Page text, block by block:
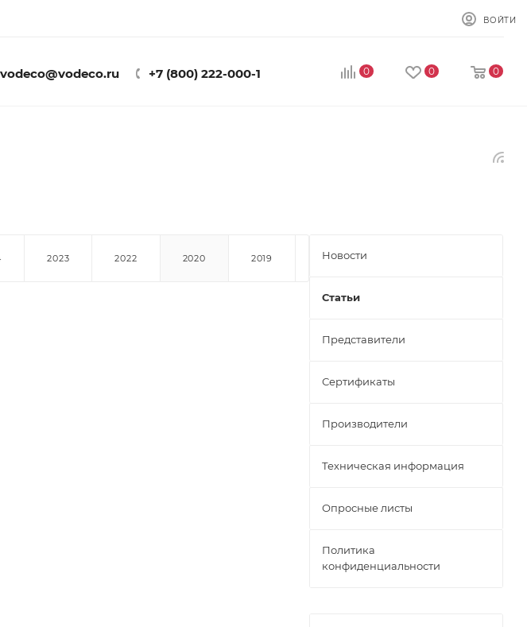
ВОЙТИ
vodeco@vodeco.ru +7 (800) 222-000-1 0 0 0
2023 2022 2020 2019 Новости
Статьи
Представители
Сертификаты
Производители
Техническая информация
Опросные листы
Политика
конфиденциальности